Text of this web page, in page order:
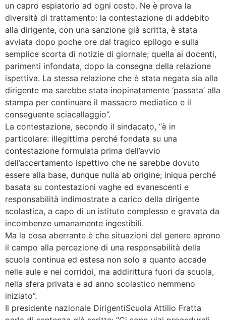
un capro espiatorio ad ogni costo. Ne è prova la
diversità di trattamento: la contestazione di addebito
alla dirigente, con una sanzione già scritta, è stata
avviata dopo poche ore dal tragico epilogo e sulla
semplice scorta di notizie di giornale; quella ai docenti,
parimenti infondata, dopo la consegna della relazione
ispettiva. La stessa relazione che è stata negata sia alla
dirigente ma sarebbe stata inopinatamente ‘passata’ alla
stampa per continuare il massacro mediatico e il
conseguente sciacallaggio”.
La contestazione, secondo il sindacato, “è in
particolare: illegittima perché fondata su una
contestazione formulata prima dell’avvio
dell’accertamento ispettivo che ne sarebbe dovuto
essere alla base, dunque nulla ab origine; iniqua perché
basata su contestazioni vaghe ed evanescenti e
responsabilità indimostrate a carico della dirigente
scolastica, a capo di un istituto complesso e gravata da
incombenze umanamente ingestibili.
Ma la cosa aberrante è che situazioni del genere aprono
il campo alla percezione di una responsabilità della
scuola continua ed estesa non solo a quanto accade
nelle aule e nei corridoi, ma addirittura fuori da scuola,
nella sfera privata e ad anno scolastico nemmeno
iniziato”.
Il presidente nazionale DirigentiScuola Attilio Fratta